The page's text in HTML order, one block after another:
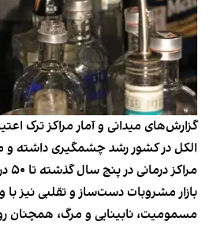
گزارش‌های میدانی و آمار مراکز ترک
الکل در کشور رشد چشمگیری داشته و
بازار مشروبات دست‌ساز و تقلبی نیز
مسمومیت، نابینایی و مرگ، همچنان